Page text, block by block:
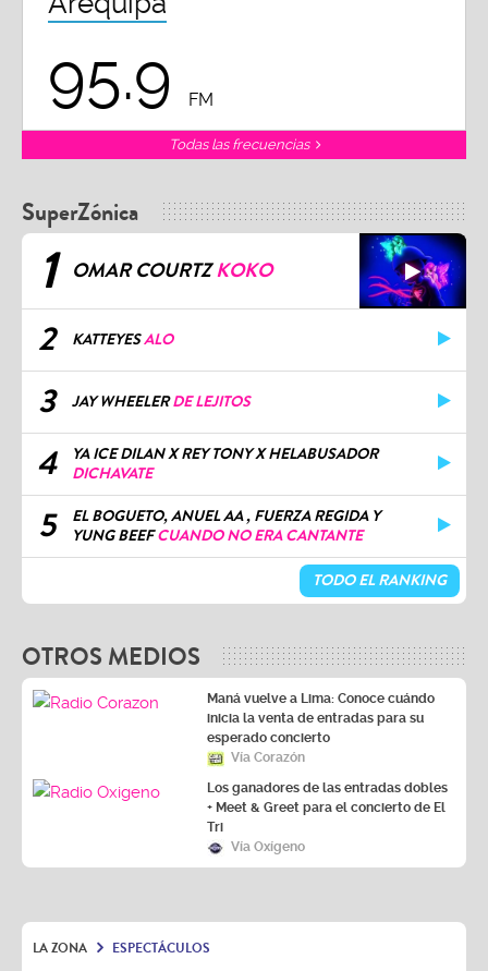
95.9 FM
Todas las frecuencias
SuperZónica
1 OMAR COURTZKOKO
2 KATTEYESALO
3 JAY WHEELERDE LEJITOS
4
YA ICE DILAN X REY TONY X HELABUSADOR
DICHAVATE
5
EL BOGUETO, ANUEL AA , FUERZA REGIDA Y
YUNG BEEFCUANDO NO ERA CANTANTE
TODO EL RANKING
OTROS MEDIOS
Maná vuelve a Lima: Conoce cuándo
inicia la venta de entradas para su
esperado concierto
Vía Corazón
Los ganadores de las entradas dobles
+ Meet & Greet para el concierto de El
Tri
Vía Oxígeno
LA ZONA ESPECTÁCULOS